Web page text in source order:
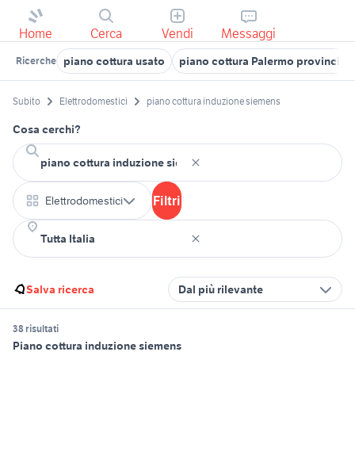
Home Cerca Vendi Messaggi
Ricerche piano cottura usato piano cottura Palermo provincia
Subito Elettrodomestici piano cottura induzione siemens
Cosa cerchi?
Elettrodomestici Filtri
Salva ricerca Dal più rilevante
38 risultati
Piano cottura induzione siemens